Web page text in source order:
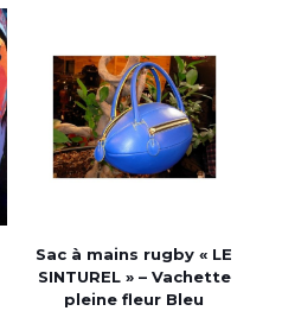
Sac à mains rugby « LE
SINTUREL » – Vachette
pleine fleur Bleu